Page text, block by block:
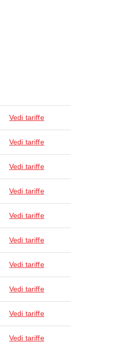
Vedi tariffe
Vedi tariffe
Vedi tariffe
Vedi tariffe
Vedi tariffe
Vedi tariffe
Vedi tariffe
Vedi tariffe
Vedi tariffe
Vedi tariffe